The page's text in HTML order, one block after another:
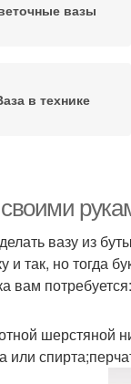
вазы
в технике
вазу из
и так, но тогда
вам потребуется:
шерстяной
или